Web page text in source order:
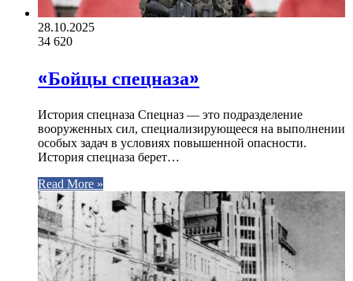
28.10.2025
34 620
«Бойцы спецназа»
История спецназа Спецназ — это подразделение
вооруженных сил, специализирующееся на выполнении
особых задач в условиях повышенной опасности.
История спецназа берет…
Read More »